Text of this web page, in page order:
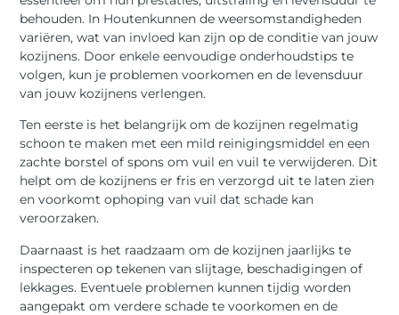
behouden. In Houtenkunnen de weersomstandigheden
variëren, wat van invloed kan zijn op de conditie van jouw
kozijnens. Door enkele eenvoudige onderhoudstips te
volgen, kun je problemen voorkomen en de levensduur
van jouw kozijnens verlengen.
Ten eerste is het belangrijk om de kozijnen regelmatig
schoon te maken met een mild reinigingsmiddel en een
zachte borstel of spons om vuil en vuil te verwijderen. Dit
helpt om de kozijnens er fris en verzorgd uit te laten zien
en voorkomt ophoping van vuil dat schade kan
veroorzaken.
Daarnaast is het raadzaam om de kozijnen jaarlijks te
inspecteren op tekenen van slijtage, beschadigingen of
lekkages. Eventuele problemen kunnen tijdig worden
aangepakt om verdere schade te voorkomen en de